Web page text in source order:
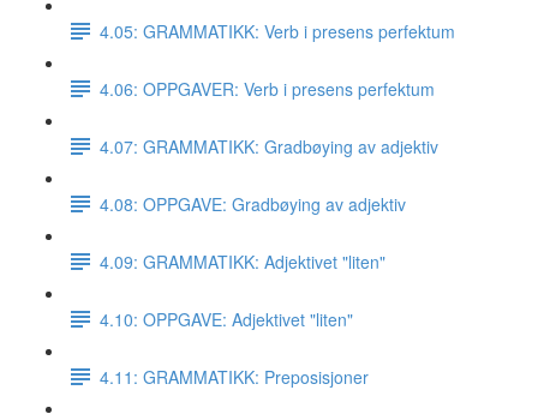
4.05: GRAMMATIKK: Verb i presens perfektum
4.06: OPPGAVER: Verb i presens perfektum
4.07: GRAMMATIKK: Gradbøying av adjektiv
4.08: OPPGAVE: Gradbøying av adjektiv
4.09: GRAMMATIKK: Adjektivet "liten"
4.10: OPPGAVE: Adjektivet "liten"
4.11: GRAMMATIKK: Preposisjoner